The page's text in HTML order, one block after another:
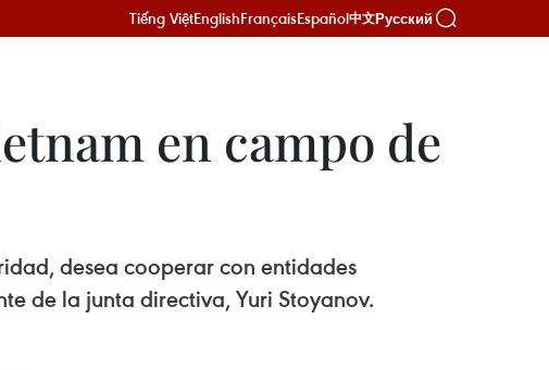
Tiếng ViệtEnglishFrançaisEspañol中文Русский
en campo de
desea cooperar con entidades
de la junta directiva, Yuri Stoyanov.